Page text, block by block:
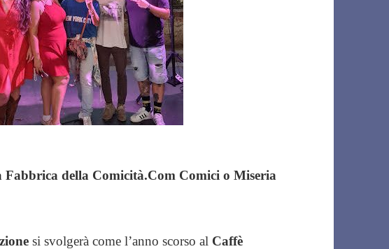
Fabbrica della Comicità.Com Comici o Miseria
si svolgerà come l’anno scorso al Caffè